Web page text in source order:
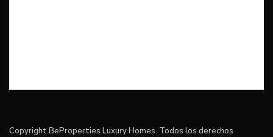
Copyright BeProperties Luxury Homes. Todos los derechos